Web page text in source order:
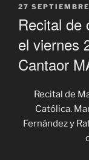
PUBLICADO
27
Recital de
el viernes
Cantaor
Recital de
Católica.
Fernández y